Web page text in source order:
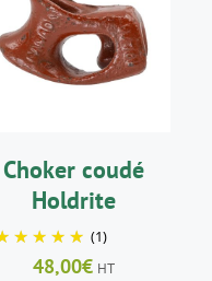
AJOUTER AU
PANIER
/
DÉTAILS
Choker coudé
Holdrite
(1)
48,00€ HT